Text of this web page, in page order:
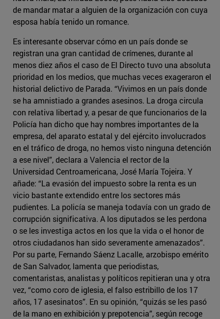
de mandar matar a alguien de la organización con cuya
esposa había tenido un romance.
Es interesante observar cómo en un país donde se
registran una gran cantidad de crímenes, durante al
menos diez años el caso de El Directo tuvo una absoluta
prioridad en los medios, que muchas veces exageraron el
historial delictivo de Parada. “Vivimos en un país donde
se ha amnistiado a grandes asesinos. La droga circula
con relativa libertad y, a pesar de que funcionarios de la
Policía han dicho que hay nombres importantes de la
empresa, del aparato estatal y del ejército involucrados
en el tráfico de droga, no hemos visto ninguna detención
a ese nivel”, declara a Valencia el rector de la
Universidad Centroamericana, José María Tojeira. Y
añade: “La evasión del impuesto sobre la renta es un
vicio bastante extendido entre los sectores más
pudientes. La policía se maneja todavía con un grado de
corrupción significativa. A los diputados se les perdona
o se les investiga actos en los que la vida o el honor de
otros ciudadanos han sido severamente amenazados”.
Por su parte, Fernando Sáenz Lacalle, arzobispo emérito
de San Salvador, lamenta que periodistas,
comentaristas, analistas y políticos repitieran una y otra
vez, “como coro de iglesia, el falso estribillo de los 17
años, 17 asesinatos”. En su opinión, “quizás se les pasó
de la mano en exhibición y prepotencia”, según recoge